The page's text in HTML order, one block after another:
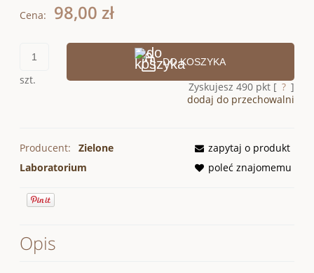
Cena: 98,00 zł
szt.
DO KOSZYKA
Zyskujesz 490pkt [ ? ]
dodaj do przechowalni
Producent:
Zielone
Laboratorium
zapytaj o produkt
poleć znajomemu
Opis